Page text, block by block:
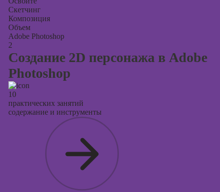
Скетчинг
Композиция
Объем
Adobe Photoshop
2
Создание 2D персонажа в Adobe
Photoshop
10
практических занятий
содержание и инструменты